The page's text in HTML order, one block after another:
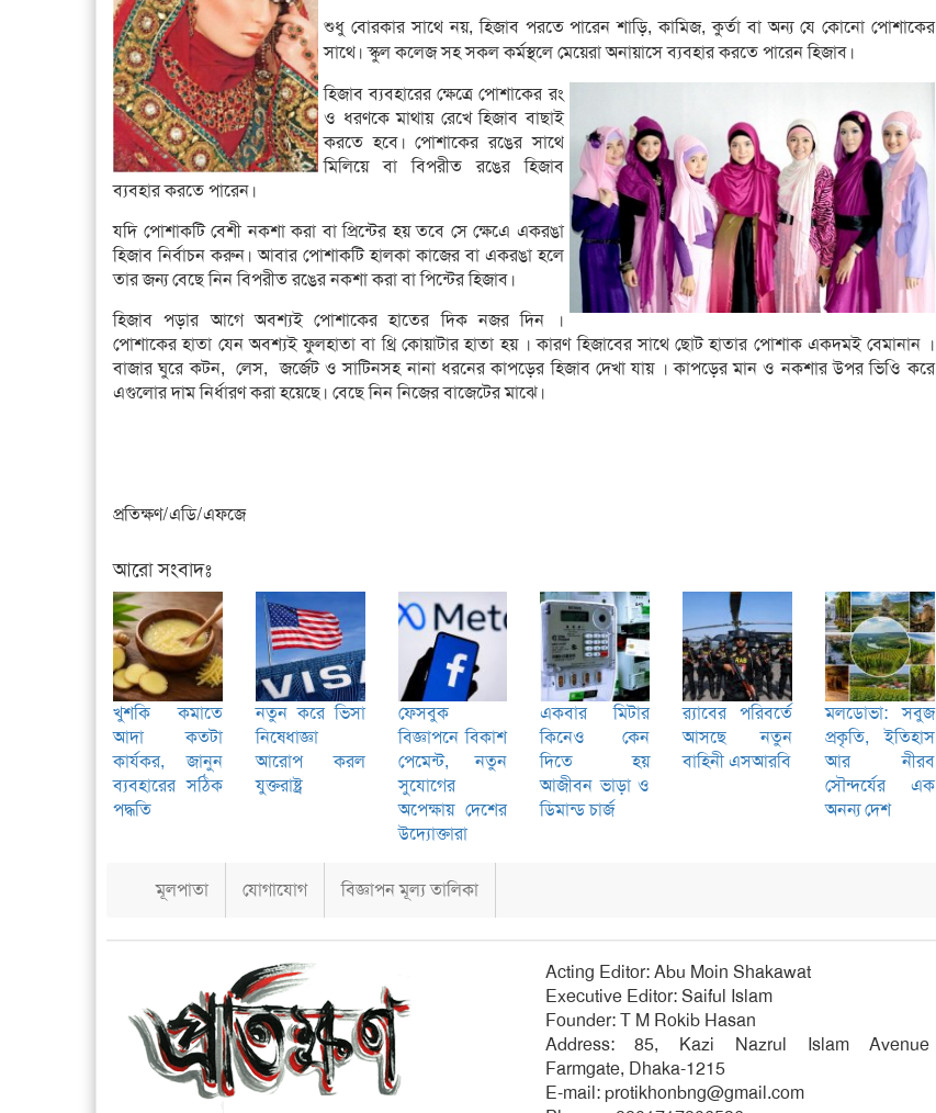
শুধু বোরকার সাথে নয়, হিজাব পরতে পারেন শাড়ি, কামিজ, কুর্তা বা অন্য যে কোনো পোশাকের
সাথে। স্কুল কলেজ সহ সকল কর্মস্থলে মেয়েরাঅনায়াসে ব্যবহার করতে পারেন হিজাব।
হিজাব ব্যবহারের ক্ষেত্রে পোশাকের রং
ও ধরণকে মাথায় রেখে হিজাব বাছাই
করতে হবে। পোশাকের রঙের সাথে
মিলিয়ে বা বিপরীত রঙের হিজাব
ব্যবহার করতে পারেন।
যদি পোশাকটি বেশী নকশা করা বা প্রিন্টের হয় তবে সে ক্ষেএে একরঙা
হিজাব নির্বাচন করুন। আবার পোশাকটি হালকা কাজের বা একরঙা হলে
তার জন্য বেছে নিন বিপরীত রঙের নকশা করা বা পিন্টের হিজাব।
হিজাব পড়ার আগে অবশ্যই পোশাকের হাতের দিক নজর দিন ।
পোশাকের হাতা যেন অবশ্যই ফুলহাতা বা থ্রি কোয়াটার হাতা হয় । কারণ হিজাবের সাথে ছোট হাতার পোশাক একদমই বেমানান ।
বাজার ঘুরে কটন, লেস, জর্জেট ও সাটিনসহ নানা ধরনের কাপড়ের হিজাব দেখা যায় । কাপড়ের মান ও নকশার উপর ভিওি করে
এগুলোর দাম নির্ধারণ করা হয়েছে। বেছে নিন নিজের বাজেটের মাঝে।
প্রতিক্ষণ/এডি/এফজে
আরো সংবাদঃ
খুশকি কমাতে
আদা কতটা
কার্যকর, জানুন
ব্যবহারের সঠিক
পদ্ধতি
নতুন করে ভিসা
নিষেধাজ্ঞা
আরোপ করল
যুক্তরাষ্ট্র
ফেসবুক
বিজ্ঞাপনে বিকাশ
পেমেন্ট, নতুন
সুযোগের
অপেক্ষায় দেশের
উদ্যোক্তারা
একবার মিটার
কিনেও কেন
দিতে হয়
আজীবন ভাড়া ও
ডিমান্ড চার্জ
র‌্যাবের পরিবর্তে
আসছে নতুন
বাহিনী এসআরবি
মলডোভা: সবুজ
প্রকৃতি, ইতিহাস
আর নীরব
সৌন্দর্যের এক
অনন্য দেশ
মূলপাতা যোগাযোগ বিজ্ঞাপন মূল্য তালিকা
Acting Editor: Abu Moin Shakawat
Executive Editor: Saiful Islam
Founder: T M Rokib Hasan
Address: 85, Kazi Nazrul Islam Avenue
Farmgate, Dhaka-1215
E-mail:protikhonbng@gmail.com